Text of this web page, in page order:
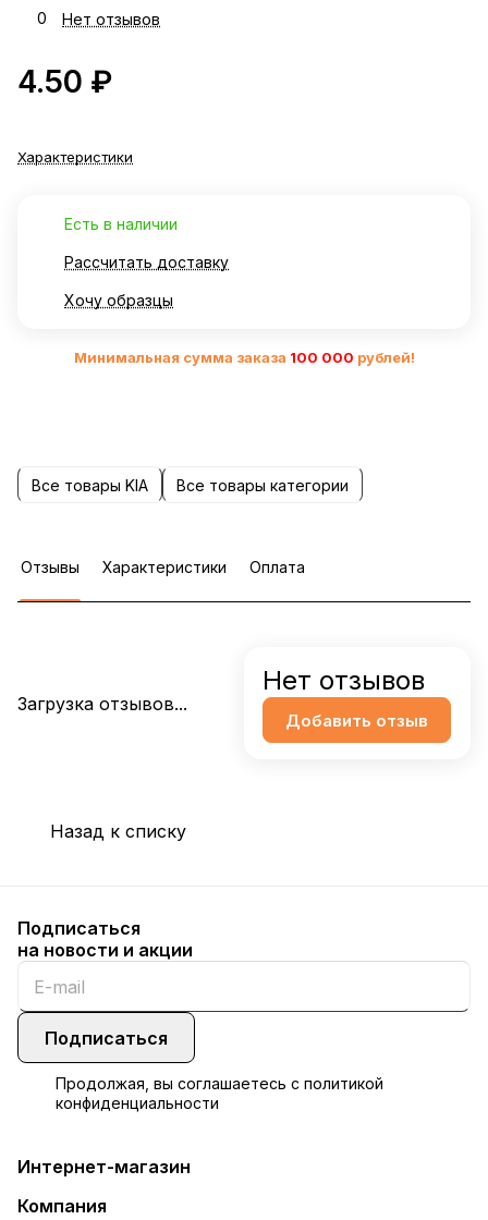
0 Нет отзывов
4.50 ₽
Характеристики
Есть в наличии
Рассчитать доставку
Хочу образцы
Минимальная сумма заказа 100 000 рублей!
Все товары KIA Все товары категории
Отзывы Характеристики Оплата
Загрузка отзывов...
Нет отзывов
Добавить отзыв
Назад к списку
Подписаться
на новости и акции
Подписаться
Продолжая, вы соглашаетесь с политикой
конфиденциальности
Интернет-магазин
Компания